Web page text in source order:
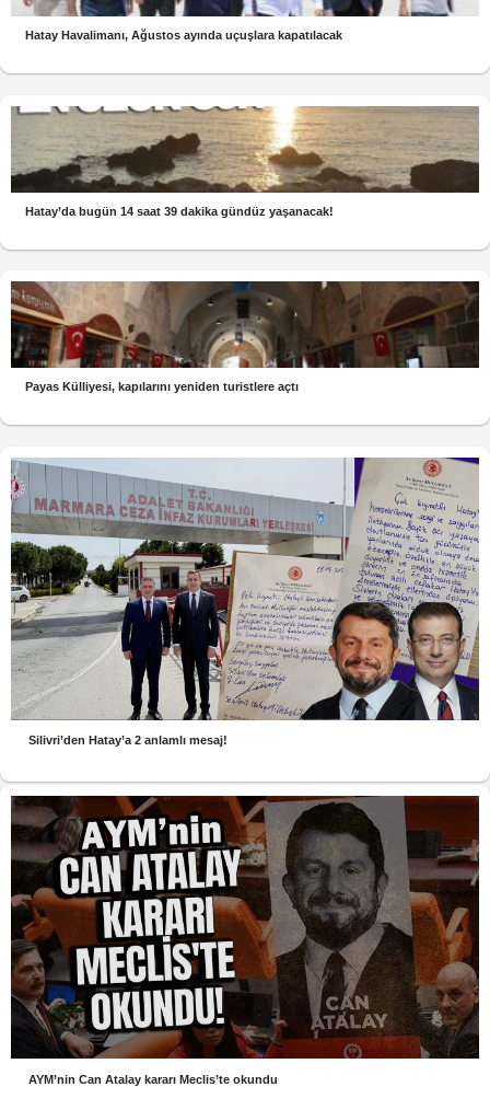
Hatay Havalimanı, Ağustos ayında uçuşlara kapatılacak
Hatay’da bugün 14 saat 39 dakika gündüz yaşanacak!
Payas Külliyesi, kapılarını yeniden turistlere açtı
Silivri’den Hatay’a 2 anlamlı mesaj!
AYM’nin Can Atalay kararı Meclis’te okundu